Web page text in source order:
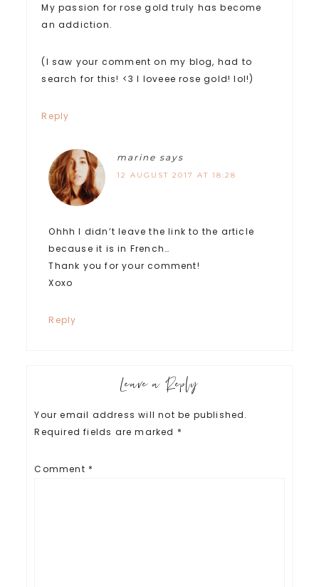
My passion for rose gold truly has become
an addiction.
(I saw your comment on my blog, had to
search for this! <3 I loveee rose gold! lol!)
Reply
marine says
12 AUGUST 2017 AT 18:28
Ohhh I didn’t leave the link to the article
because it is in French…
Thank you for your comment!
Xoxo
Reply
Leave a Reply
Your email address will not be published.
Required fields are marked *
Comment *